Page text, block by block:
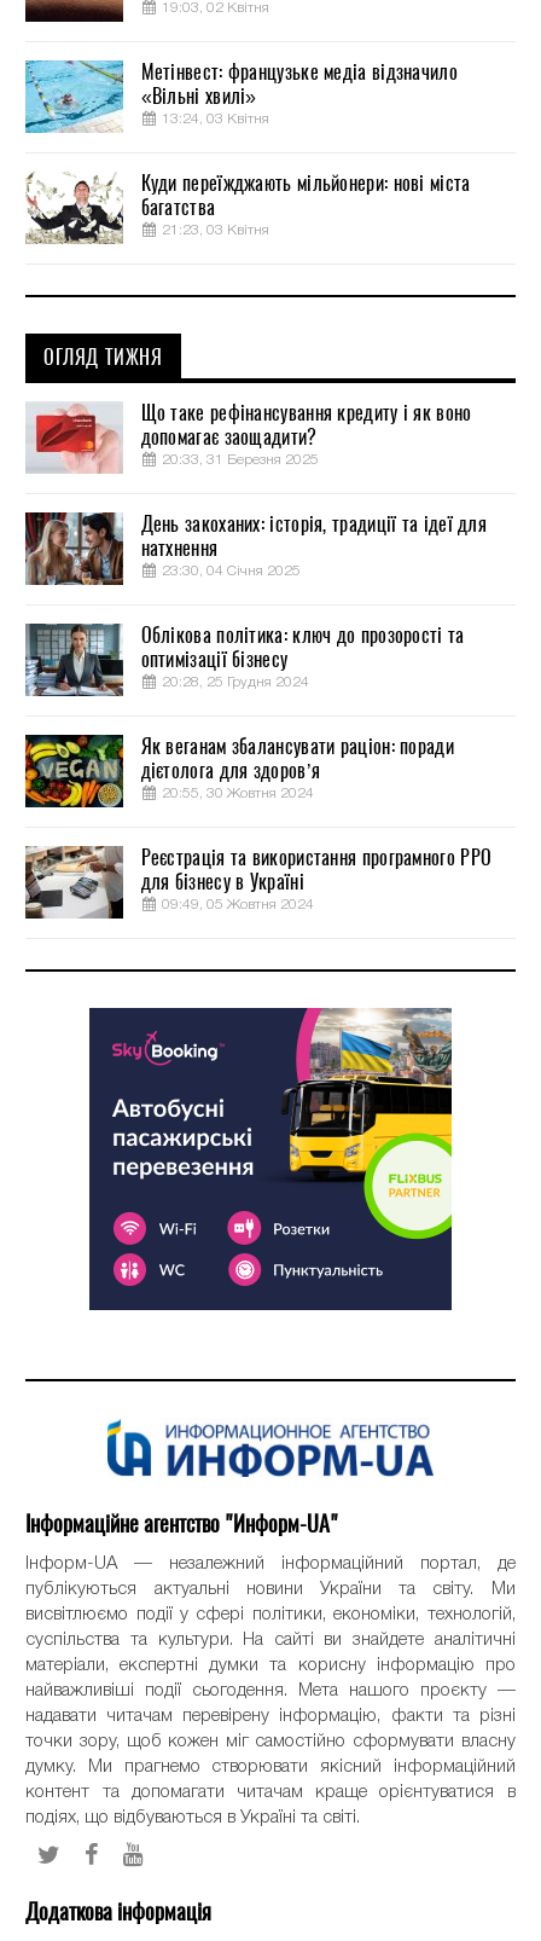
19:03, 02 Квітня
Метінвест: французьке медіа відзначило
«Вільні хвилі»
13:24, 03 Квітня
Куди переїжджають мільйонери: нові міста
багатства
21:23, 03 Квітня
ОГЛЯД ТИЖНЯ
Що таке рефінансування кредиту і як воно
допомагає заощадити?
20:33, 31 Березня 2025
День закоханих: історія, традиції та ідеї для
натхнення
23:30, 04 Січня 2025
Облікова політика: ключ до прозорості та
оптимізації бізнесу
20:28, 25 Грудня 2024
Як веганам збалансувати раціон: поради
дієтолога для здоров’я
20:55, 30 Жовтня 2024
Реєстрація та використання програмного РРО
для бізнесу в Україні
09:49, 05 Жовтня 2024
Інформаційне агентство "Информ-UA"
Інформ-UA — незалежний інформаційний портал, де
публікуються актуальні новини України та світу. Ми
висвітлюємо події у сфері політики, економіки, технологій,
суспільства та культури. На сайті ви знайдете аналітичні
матеріали, експертні думки та корисну інформацію про
найважливіші події сьогодення. Мета нашого проєкту —
надавати читачам перевірену інформацію, факти та різні
точки зору, щоб кожен міг самостійно сформувати власну
думку. Ми прагнемо створювати якісний інформаційний
контент та допомагати читачам краще орієнтуватися в
подіях, що відбуваються в Україні та світі.
Додаткова інформація